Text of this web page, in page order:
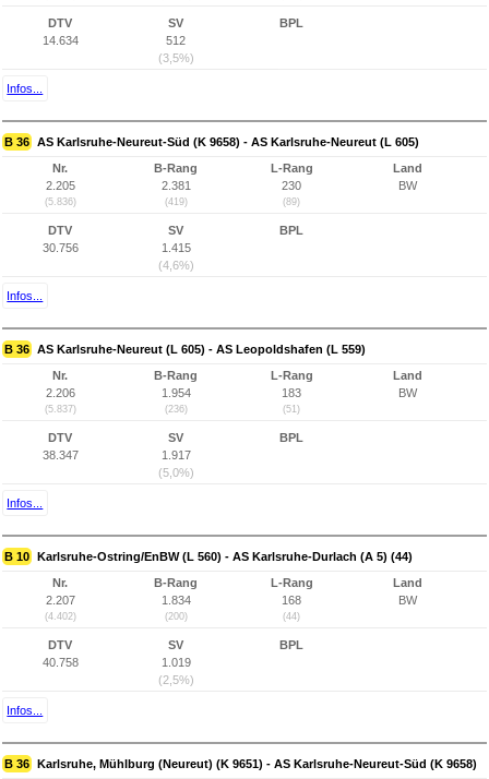
DTV
14.634
SV
512
(3,5%)
BPL
Infos...
B 36 AS Karlsruhe-Neureut-Süd (K 9658) - AS Karlsruhe-Neureut (L 605)
Nr.
2.205
(5.836)
B-Rang
2.381
(419)
L-Rang
230
(89)
Land
BW
DTV
30.756
SV
1.415
(4,6%)
BPL
Infos...
B 36 AS Karlsruhe-Neureut (L 605) - AS Leopoldshafen (L 559)
Nr.
2.206
(5.837)
B-Rang
1.954
(236)
L-Rang
183
(51)
Land
BW
DTV
38.347
SV
1.917
(5,0%)
BPL
Infos...
B 10 Karlsruhe-Ostring/EnBW (L 560) - AS Karlsruhe-Durlach (A 5) (44)
Nr.
2.207
(4.402)
B-Rang
1.834
(200)
L-Rang
168
(44)
Land
BW
DTV
40.758
SV
1.019
(2,5%)
BPL
Infos...
B 36 Karlsruhe, Mühlburg (Neureut) (K 9651) - AS Karlsruhe-Neureut-Süd (K 9658)